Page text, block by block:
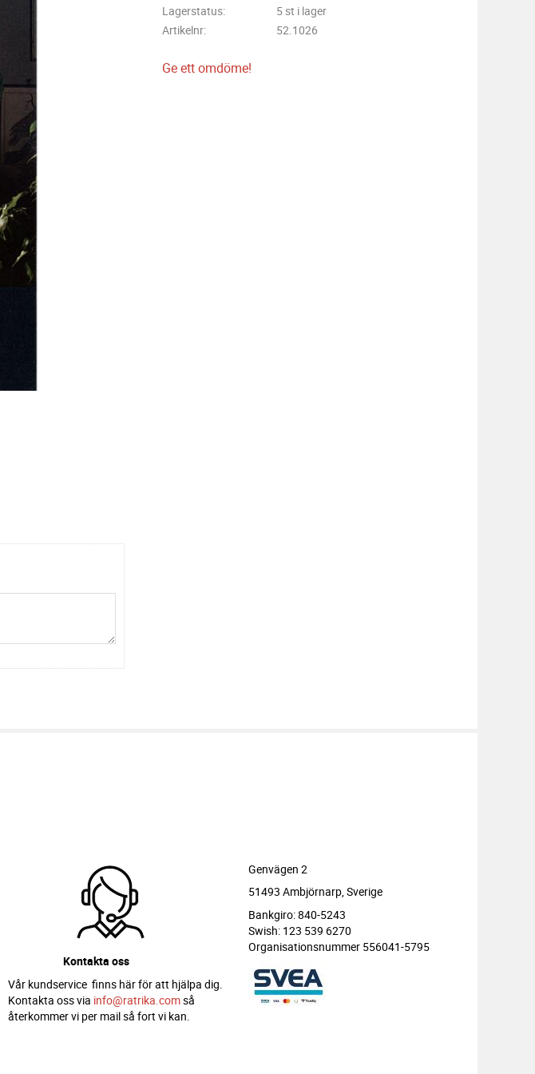
Lagerstatus
5 st i lager
Artikelnr
52.1026
Ge ett omdöme!
Kontakta oss
Vår kundservice finns här för att hjälpa dig.
Kontakta oss via info@ratrika.comså
återkommer vi per mail så fort vi kan.
Genvägen 2
51493 Ambjörnarp, Sverige
Bankgiro: 840-5243
Swish: 123 539 6270
Organisationsnummer 556041-5795